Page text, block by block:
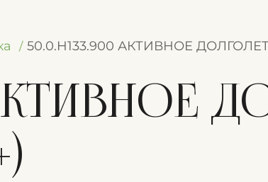
50.0.H133.900 АКТИВНОЕ